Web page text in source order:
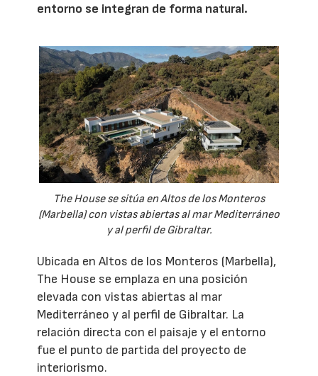
entorno se integran de forma natural.
The House se sitúa en Altos de los Monteros
(Marbella) con vistas abiertas al mar Mediterráneo
y al perfil de Gibraltar.
Ubicada en Altos de los Monteros (Marbella),
The House se emplaza en una posición
elevada con vistas abiertas al mar
Mediterráneo y al perfil de Gibraltar. La
relación directa con el paisaje y el entorno
fue el punto de partida del proyecto de
interiorismo.